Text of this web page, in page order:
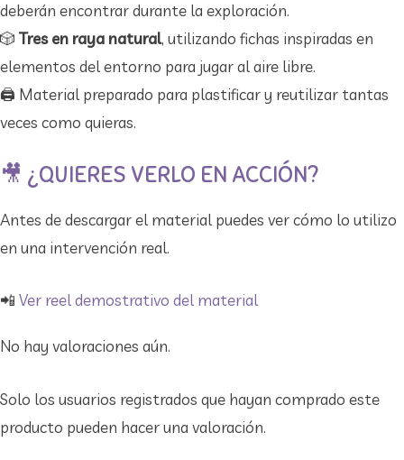
deberán encontrar durante la exploración.
🎲 Tres en raya natural, utilizando fichas inspiradas en
elementos del entorno para jugar al aire libre.
🖨️ Material preparado para plastificar y reutilizar tantas
veces como quieras.
🎥 ¿QUIERES VERLO EN ACCIÓN?
Antes de descargar el material puedes ver cómo lo utilizo
en una intervención real.
📲 Ver reel demostrativo del material
No hay valoraciones aún.
Solo los usuarios registrados que hayan comprado este
producto pueden hacer una valoración.